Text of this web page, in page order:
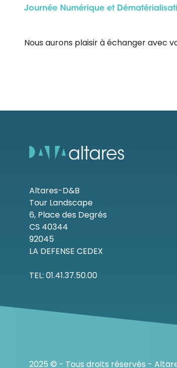
Journée Numérique et
Nous aurons plaisir à échanger avec
Altares-D&B
Tour Landscape
6, Place des Degrés
CS 40344
92045
LA DEFENSE CEDEX
TEL: 01.41.37.50.00
2025 © - Tous droits réservés -